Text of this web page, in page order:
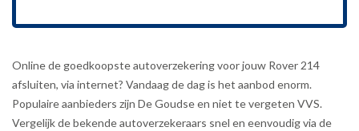
Online de goedkoopste autoverzekering voor jouw Rover 214
afsluiten, via internet? Vandaag de dag is het aanbod enorm.
Populaire aanbieders zijn De Goudse en niet te vergeten VVS.
Vergelijk de bekende autoverzekeraars snel en eenvoudig via de